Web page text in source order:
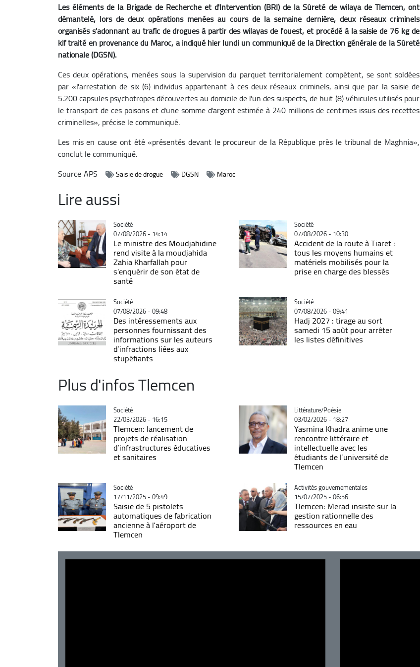
Les éléments de la Brigade de Recherche et d'Intervention (BRI) de la Sûreté de wilaya de Tlemcen, ont
démantelé, lors de deux opérations menées au cours de la semaine dernière, deux réseaux criminels
organisés s'adonnant au trafic de drogues à partir des wilayas de l'ouest, et procédé à la saisie de 76 kg de
kif traité en provenance du Maroc, a indiqué hier lundi un communiqué de la Direction générale de la Sûreté
nationale (DGSN).
Ces deux opérations, menées sous la supervision du parquet territorialement compétent, se sont soldées
par «l'arrestation de six (6) individus appartenant à ces deux réseaux criminels, ainsi que par la saisie de
5.200 capsules psychotropes découvertes au domicile de l'un des suspects, de huit (8) véhicules utilisés pour
le transport de ces poisons et d'une somme d'argent estimée à 240 millions de centimes issus des recettes
criminelles», précise le communiqué.
Les mis en cause ont été «présentés devant le procureur de la République près le tribunal de Maghnia»,
conclut le communiqué.
SourceAPS Saisie de drogue DGSN Maroc
Lire aussi
Catégorie
Société
07/08/2026 - 14:14
Le ministre des Moudjahidine
rend visite à la moudjahida
Zahia Kharfallah pour
s'enquérir de son état de
santé
Catégorie
Société
07/08/2026 - 10:30
Accident de la route à Tiaret :
tous les moyens humains et
matériels mobilisés pour la
prise en charge des blessés
Catégorie
Société
07/08/2026 - 09:48
Des intéressements aux
personnes fournissant des
informations sur les auteurs
d’infractions liées aux
stupéfiants
Catégorie
Société
07/08/2026 - 09:41
Hadj 2027 : tirage au sort
samedi 15 août pour arrêter
les listes définitives
Plus d'infos Tlemcen
Catégorie
Société
22/03/2026 - 16:15
Tlemcen: lancement de
projets de réalisation
d’infrastructures éducatives
et sanitaires
Catégorie
Littérature/Poésie
03/02/2026 - 18:27
Yasmina Khadra anime une
rencontre littéraire et
intellectuelle avec les
étudiants de l’université de
Tlemcen
Catégorie
Société
17/11/2025 - 09:49
Saisie de 5 pistolets
automatiques de fabrication
ancienne à l’aéroport de
Tlemcen
Catégorie
Activités gouvernementales
15/07/2025 - 06:56
Tlemcen: Merad insiste sur la
gestion rationnelle des
ressources en eau